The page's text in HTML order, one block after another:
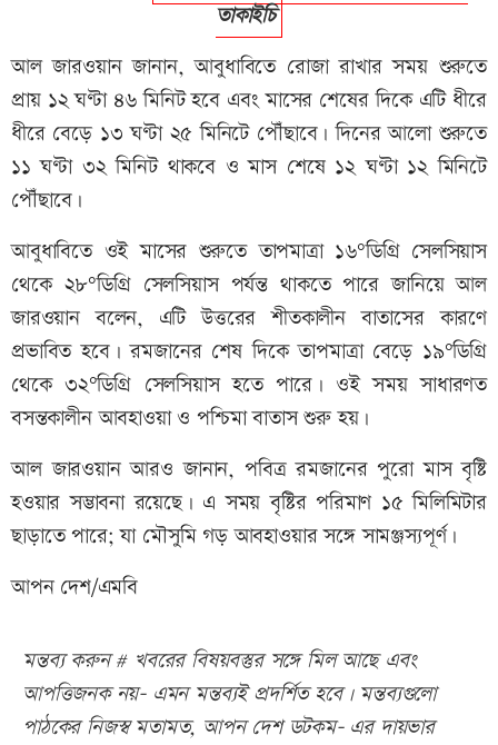
তাকাইচি
আল জারওয়ান জানান, আবুধাবিতে রোজা রাখার সময় শুরুতে
প্রায় ১২ ঘণ্টা ৪৬ মিনিট হবে এবং মাসের শেষের দিকে এটি ধীরে
ধীরে বেড়ে ১৩ ঘণ্টা ২৫ মিনিটে পৌঁছাবে। দিনের আলো শুরুতে
১১ ঘণ্টা ৩২ মিনিট থাকবে ও মাস শেষে ১২ ঘণ্টা ১২ মিনিটে
পৌঁছাবে।
আবুধাবিতে ওই মাসের শুরুতে তাপমাত্রা ১৬°ডিগ্রি সেলসিয়াস
থেকে ২৮°ডিগ্রি সেলসিয়াস পর্যন্ত থাকতে পারে জানিয়ে আল
জারওয়ান বলেন, এটি উত্তরের শীতকালীন বাতাসের কারণে
প্রভাবিত হবে। রমজানের শেষ দিকে তাপমাত্রা বেড়ে ১৯°ডিগ্রি
থেকে ৩২°ডিগ্রি সেলসিয়াস হতে পারে। ওই সময় সাধারণত
বসন্তকালীন আবহাওয়া ও পশ্চিমা বাতাস শুরু হয়।
আল জারওয়ান আরও জানান, পবিত্র রমজানের পুরো মাস বৃষ্টি
হওয়ার সম্ভাবনা রয়েছে। এ সময় বৃষ্টির পরিমাণ ১৫ মিলিমিটার
ছাড়াতে পারে; যা মৌসুমি গড় আবহাওয়ার সঙ্গে সামঞ্জস্যপূর্ণ।
আপন দেশ/এমবি
মন্তব্য করুন # খবরের বিষয়বস্তুর সঙ্গে মিল আছে এবং
আপত্তিজনক নয়- এমন মন্তব্যই প্রদর্শিত হবে। মন্তব্যগুলো
পাঠকের নিজস্ব মতামত, আপন দেশ ডটকম- এর দায়ভার